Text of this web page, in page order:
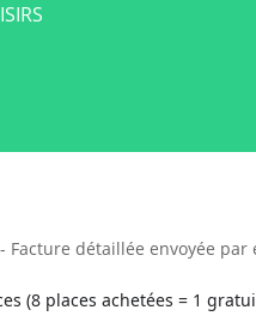
détaillée envoyée
(8 places achetées = 1